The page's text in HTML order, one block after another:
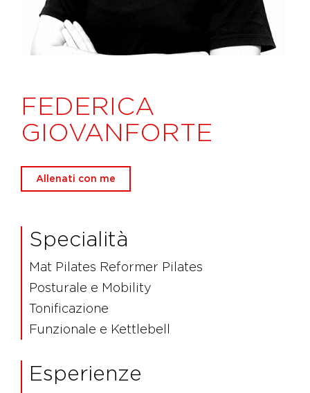
FEDERICA
GIOVANFORTE
Allenati con me
Specialità
Mat Pilates Reformer Pilates
Posturale e Mobility
Tonificazione
Funzionale e Kettlebell
Esperienze